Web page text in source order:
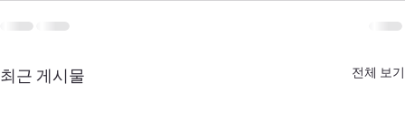
최근 게시물 전체 보기